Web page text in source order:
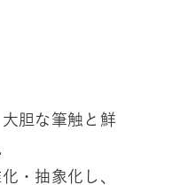
胆な筆触と鮮
・抽象化し、